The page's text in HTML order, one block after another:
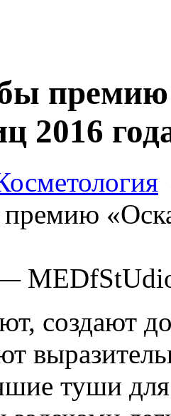
2016
создают
туши